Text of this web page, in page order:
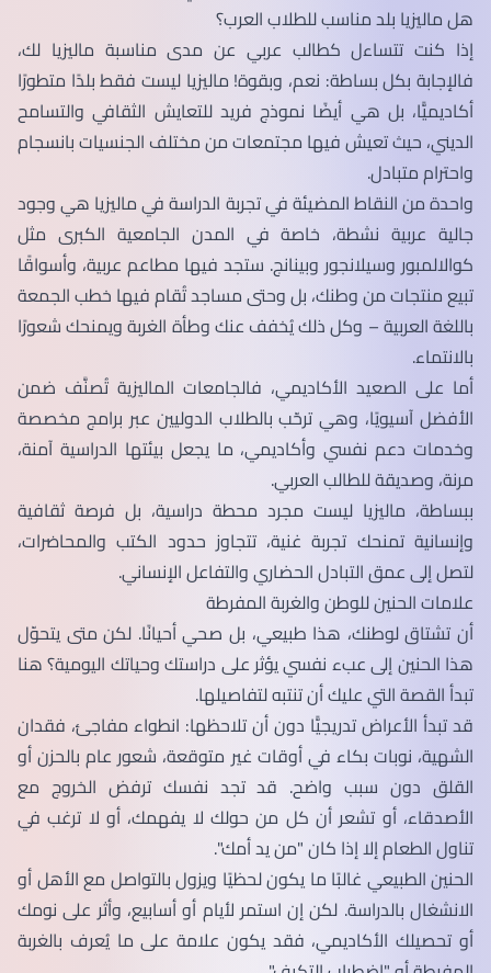
هل ماليزيا بلد مناسب للطلاب العرب؟
إذا كنت تتساءل كطالب عربي عن مدى مناسبة ماليزيا لك،
فالإجابة بكل بساطة: نعم، وبقوة! ماليزيا ليست فقط بلدًا متطورًا
أكاديميًّا، بل هي أيضًا نموذج فريد للتعايش الثقافي والتسامح
الديني، حيث تعيش فيها مجتمعات من مختلف الجنسيات بانسجام
واحترام متبادل.
واحدة من النقاط المضيئة في تجربة الدراسة في ماليزيا هي وجود
جالية عربية نشطة، خاصة في المدن الجامعية الكبرى مثل
كوالالمبور وسيلانجور وبينانج. ستجد فيها مطاعم عربية، وأسواقًا
تبيع منتجات من وطنك، بل وحتى مساجد تُقام فيها خطب الجمعة
باللغة العربية – وكل ذلك يُخفف عنك وطأة الغربة ويمنحك شعورًا
بالانتماء.
أما على الصعيد الأكاديمي، فالجامعات الماليزية تُصنَّف ضمن
الأفضل آسيويًا، وهي ترحّب بالطلاب الدوليين عبر برامج مخصصة
وخدمات دعم نفسي وأكاديمي، ما يجعل بيئتها الدراسية آمنة،
مرنة، وصديقة للطالب العربي.
ببساطة، ماليزيا ليست مجرد محطة دراسية، بل فرصة ثقافية
وإنسانية تمنحك تجربة غنية، تتجاوز حدود الكتب والمحاضرات،
لتصل إلى عمق التبادل الحضاري والتفاعل الإنساني.
علامات الحنين للوطن والغربة المفرطة
أن تشتاق لوطنك، هذا طبيعي، بل صحي أحيانًا. لكن متى يتحوّل
هذا الحنين إلى عبء نفسي يؤثر على دراستك وحياتك اليومية؟ هنا
تبدأ القصة التي عليك أن تنتبه لتفاصيلها.
قد تبدأ الأعراض تدريجيًّا دون أن تلاحظها: انطواء مفاجئ، فقدان
الشهية، نوبات بكاء في أوقات غير متوقعة، شعور عام بالحزن أو
القلق دون سبب واضح. قد تجد نفسك ترفض الخروج مع
الأصدقاء، أو تشعر أن كل من حولك لا يفهمك، أو لا ترغب في
تناول الطعام إلا إذا كان "من يد أمك".
الحنين الطبيعي غالبًا ما يكون لحظيًا ويزول بالتواصل مع الأهل أو
الانشغال بالدراسة. لكن إن استمر لأيام أو أسابيع، وأثر على نومك
أو تحصيلك الأكاديمي، فقد يكون علامة على ما يُعرف بالغربة